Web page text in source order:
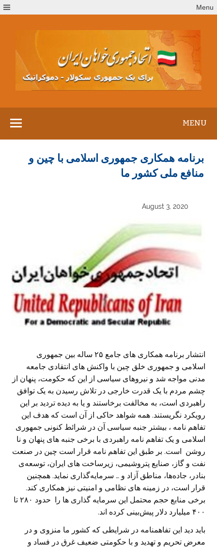
to
Menu
MENU
برنامه همکاری جمهوری اسلامی با چین و
منافع ملی کشور ما
August 3, 2020
انتشار برنامه همکاری های جامع ۲۵ ساله بین جمهوری
اسلامی و جمهوری خلق چین با واکنش های انتقادی جامعه
مدنی مواجه شد و نیروهای سیاسی از این که حکومت، پنهان از
چشم مردم با یک قدرت خارجی در تلاش رسیدن به یک توافق
راهبردی است، به مخالفت برخاستند و یا به دیده تردید بر این
رویکرد نگریستند. همه شواهد حاکی از آن است که هدف این
تفاهم نامه ، بیشتر جنبه سیاسی آن در شرائط کنونی جمهوری
اسلامی و یک تفاهم نامه راهبردی با برخی جنبه های پنهان و نا
روشن است. بر طبق این تفاهم نامه قرار است چین در صنعت
نفت و گاز، صنایع پتروشیمی، زیرساخت های ایران، توسعه‌ی
بنادر، جاده‌ها، مناطق آزاد و … سرمایه‌گذاری نماید. همچنین
قرار است، در زمینه های نظامی و امنیتی نیز همکاری کند.
برخی منابع حجم محتمل این سرمایه گذاری ها را حدود ۲۸۰ تا
۴۰۰ میلیارد دلار پیش‌بینی کرده اند.
باید دید این تفاهمنامه در شرایطی که کشور ما منزوی و در
معرض تحریم و تهدید و با حکومتی ضعیف غرق در فساد و